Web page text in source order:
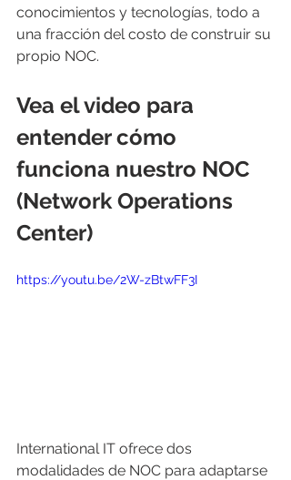
conocimientos y tecnologías, todo a
una fracción del costo de construir su
propio NOC.
Vea el video para
entender cómo
funciona nuestro NOC
(Network Operations
Center)
https://youtu.be/2W-zBtwFF3I
International IT ofrece dos
modalidades de NOC para adaptarse